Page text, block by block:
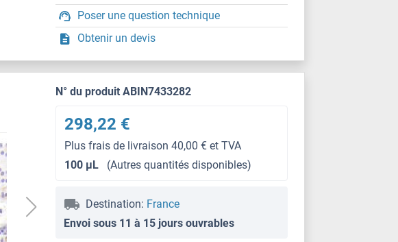
Poser une question technique
Obtenir un devis
N° du produit ABIN7433282
298,22 €
Plus frais de livraison 40,00 € et TVA
100 μL
(Autres quantités disponibles)
Destination: France
Envoi sous 11 à 15 jours ouvrables